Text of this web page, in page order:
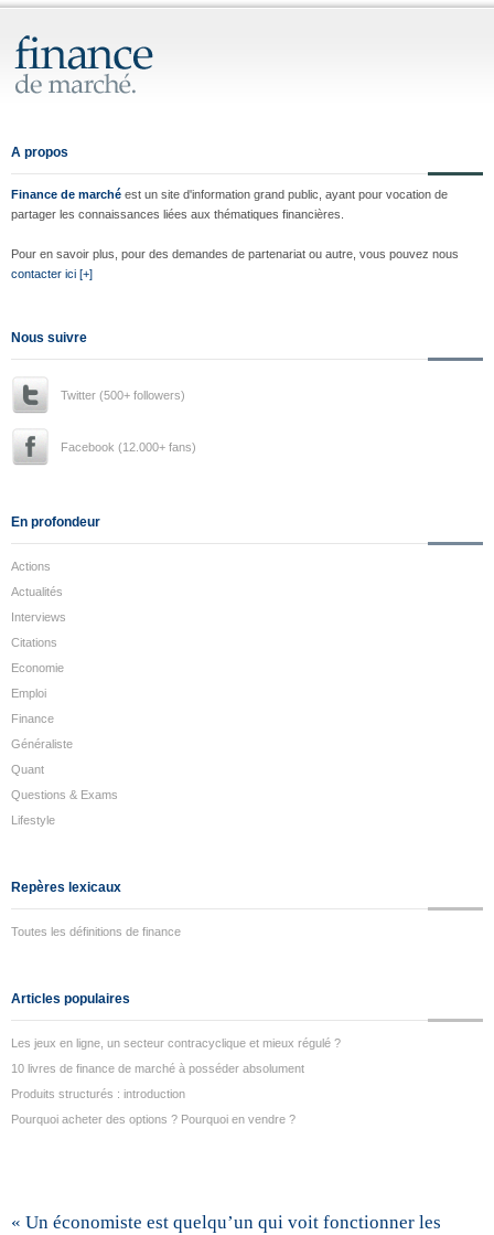
A propos
Finance de marché est un site d'information grand public, ayant pour vocation de
partager les connaissances liées aux thématiques financières.
Pour en savoir plus, pour des demandes de partenariat ou autre, vous pouvez nous
contacter ici [+]
Nous suivre
Twitter (500+ followers)
Facebook (12.000+ fans)
En profondeur
Actions
Actualités
Interviews
Citations
Economie
Emploi
Finance
Généraliste
Quant
Questions & Exams
Lifestyle
Repères lexicaux
Toutes les définitions de finance
Articles populaires
Les jeux en ligne, un secteur contracyclique et mieux régulé ?
10 livres de finance de marché à posséder absolument
Produits structurés : introduction
Pourquoi acheter des options ? Pourquoi en vendre ?
« Un économiste est quelqu’un qui voit fonctionner les